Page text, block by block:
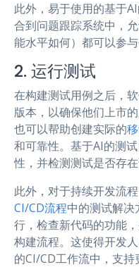
此外，易于使用的基于
合到问题跟踪系统中，
能水平如何）都可以参与
2. 运行测试
在构建测试用例之后，
版本，以确保他们上市
也可以帮助创建实际的
和可靠性。基于AI的测
性，并检测测试是否存在
此外，对于持续开发流
CI/CD流程中的测试解
行，检查新代码的功能
构建流程。这使得开发
的CI/CD工作流中，支持